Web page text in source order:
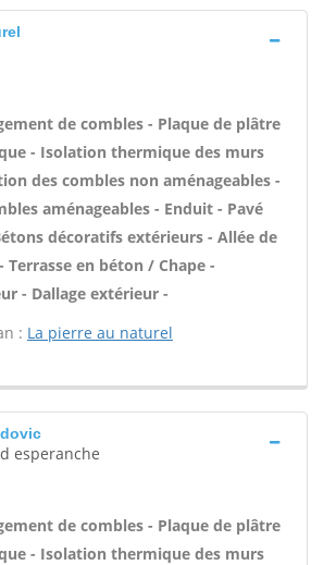
de combles - Plaque de plâtre
- Isolation thermique des murs
des combles non aménageables -
aménageables - Enduit - Pavé
décoratifs extérieurs - Allée de
Terrasse en béton / Chape -
- Dallage extérieur -
: La pierre au naturel
esperanche
de combles - Plaque de plâtre
- Isolation thermique des murs